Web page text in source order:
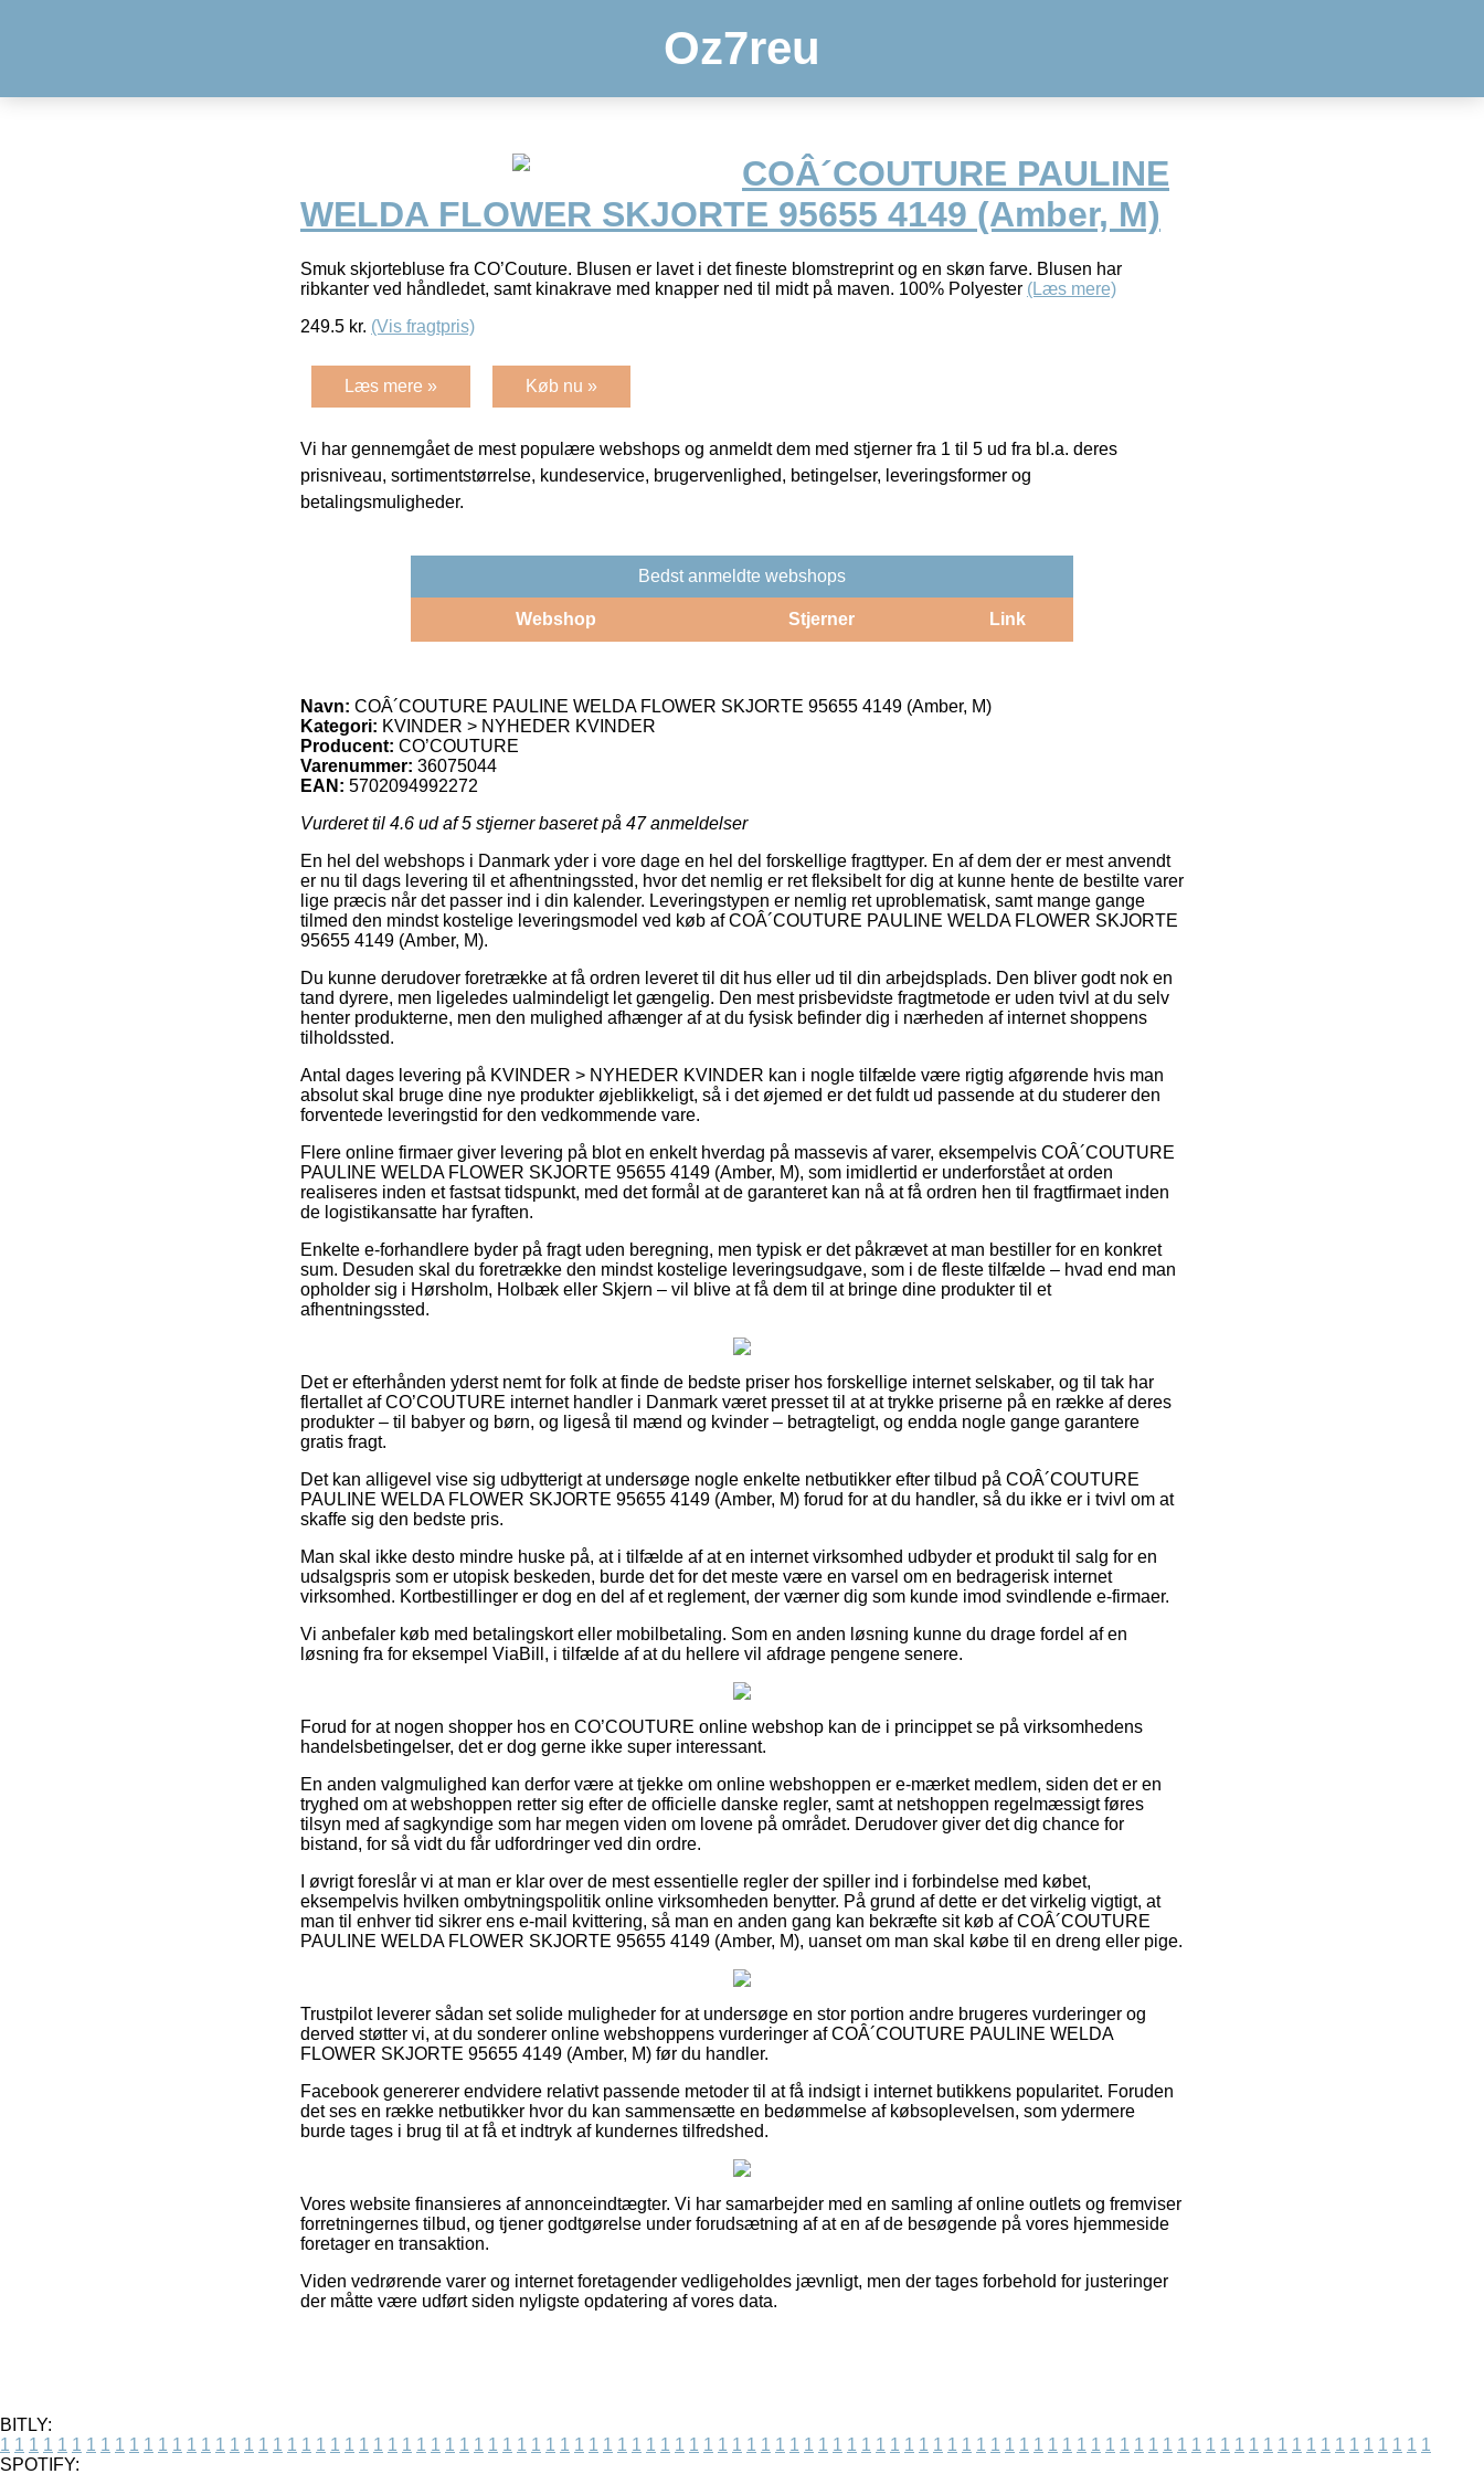
Oz7reu
COÂ´COUTURE PAULINE
WELDA FLOWER SKJORTE 95655 4149 (Amber, M)
Smuk skjortebluse fra CO’Couture. Blusen er lavet i det fineste blomstreprint og en skøn farve. Blusen har
ribkanter ved håndledet, samt kinakrave med knapper ned til midt på maven. 100% Polyester (Læs mere)
249.5 kr. (Vis fragtpris)
Læs mere » Køb nu »
Vi har gennemgået de mest populære webshops og anmeldt dem med stjerner fra 1 til 5 ud fra bl.a. deres
prisniveau, sortimentstørrelse, kundeservice, brugervenlighed, betingelser, leveringsformer og
betalingsmuligheder.
Bedst anmeldte webshops
Webshop Stjerner Link
Navn: COÂ´COUTURE PAULINE WELDA FLOWER SKJORTE 95655 4149 (Amber, M)
Kategori: KVINDER > NYHEDER KVINDER
Producent: CO’COUTURE
Varenummer: 36075044
EAN: 5702094992272
Vurderet til 4.6 ud af 5 stjerner baseret på 47anmeldelser
En hel del webshops i Danmark yder i vore dage en hel del forskellige fragttyper. En af dem der er mest anvendt
er nu til dags levering til et afhentningssted, hvor det nemlig er ret fleksibelt for dig at kunne hente de bestilte varer
lige præcis når det passer ind i din kalender. Leveringstypen er nemlig ret uproblematisk, samt mange gange
tilmed den mindst kostelige leveringsmodel ved køb af COÂ´COUTURE PAULINE WELDA FLOWER SKJORTE
95655 4149 (Amber, M).
Du kunne derudover foretrække at få ordren leveret til dit hus eller ud til din arbejdsplads. Den bliver godt nok en
tand dyrere, men ligeledes ualmindeligt let gængelig. Den mest prisbevidste fragtmetode er uden tvivl at du selv
henter produkterne, men den mulighed afhænger af at du fysisk befinder dig i nærheden af internet shoppens
tilholdssted.
Antal dages levering på KVINDER > NYHEDER KVINDER kan i nogle tilfælde være rigtig afgørende hvis man
absolut skal bruge dine nye produkter øjeblikkeligt, så i det øjemed er det fuldt ud passende at du studerer den
forventede leveringstid for den vedkommende vare.
Flere online firmaer giver levering på blot en enkelt hverdag på massevis af varer, eksempelvis COÂ´COUTURE
PAULINE WELDA FLOWER SKJORTE 95655 4149 (Amber, M), som imidlertid er underforstået at orden
realiseres inden et fastsat tidspunkt, med det formål at de garanteret kan nå at få ordren hen til fragtfirmaet inden
de logistikansatte har fyraften.
Enkelte e-forhandlere byder på fragt uden beregning, men typisk er det påkrævet at man bestiller for en konkret
sum. Desuden skal du foretrække den mindst kostelige leveringsudgave, som i de fleste tilfælde – hvad end man
opholder sig i Hørsholm, Holbæk eller Skjern – vil blive at få dem til at bringe dine produkter til et
afhentningssted.
Det er efterhånden yderst nemt for folk at finde de bedste priser hos forskellige internet selskaber, og til tak har
flertallet af CO’COUTURE internet handler i Danmark været presset til at at trykke priserne på en række af deres
produkter – til babyer og børn, og ligeså til mænd og kvinder – betragteligt, og endda nogle gange garantere
gratis fragt.
Det kan alligevel vise sig udbytterigt at undersøge nogle enkelte netbutikker efter tilbud på COÂ´COUTURE
PAULINE WELDA FLOWER SKJORTE 95655 4149 (Amber, M) forud for at du handler, så du ikke er i tvivl om at
skaffe sig den bedste pris.
Man skal ikke desto mindre huske på, at i tilfælde af at en internet virksomhed udbyder et produkt til salg for en
udsalgspris som er utopisk beskeden, burde det for det meste være en varsel om en bedragerisk internet
virksomhed. Kortbestillinger er dog en del af et reglement, der værner dig som kunde imod svindlende e-firmaer.
Vi anbefaler køb med betalingskort eller mobilbetaling. Som en anden løsning kunne du drage fordel af en
løsning fra for eksempel ViaBill, i tilfælde af at du hellere vil afdrage pengene senere.
Forud for at nogen shopper hos en CO’COUTURE online webshop kan de i princippet se på virksomhedens
handelsbetingelser, det er dog gerne ikke super interessant.
En anden valgmulighed kan derfor være at tjekke om online webshoppen er e-mærket medlem, siden det er en
tryghed om at webshoppen retter sig efter de officielle danske regler, samt at netshoppen regelmæssigt føres
tilsyn med af sagkyndige som har megen viden om lovene på området. Derudover giver det dig chance for
bistand, for så vidt du får udfordringer ved din ordre.
I øvrigt foreslår vi at man er klar over de mest essentielle regler der spiller ind i forbindelse med købet,
eksempelvis hvilken ombytningspolitik online virksomheden benytter. På grund af dette er det virkelig vigtigt, at
man til enhver tid sikrer ens e-mail kvittering, så man en anden gang kan bekræfte sit køb af COÂ´COUTURE
PAULINE WELDA FLOWER SKJORTE 95655 4149 (Amber, M), uanset om man skal købe til en dreng eller pige.
Trustpilot leverer sådan set solide muligheder for at undersøge en stor portion andre brugeres vurderinger og
derved støtter vi, at du sonderer online webshoppens vurderinger af COÂ´COUTURE PAULINE WELDA
FLOWER SKJORTE 95655 4149 (Amber, M) før du handler.
Facebook genererer endvidere relativt passende metoder til at få indsigt i internet butikkens popularitet. Foruden
det ses en række netbutikker hvor du kan sammensætte en bedømmelse af købsoplevelsen, som ydermere
burde tages i brug til at få et indtryk af kundernes tilfredshed.
Vores website finansieres af annonceindtægter. Vi har samarbejder med en samling af online outlets og fremviser
forretningernes tilbud, og tjener godtgørelse under forudsætning af at en af de besøgende på vores hjemmeside
foretager en transaktion.
Viden vedrørende varer og internet foretagender vedligeholdes jævnligt, men der tages forbehold for justeringer
der måtte være udført siden nyligste opdatering af vores data.
BITLY:
1 1 1 1 1 1 1 1 1 1 1 1 1 1 1 1 1 1 1 1 1 1 1 1 1 1 1 1 1 1 1 1 1 1 1 1 1 1 1 1 1 1 1 1 1 1 1 1 1 1 1 1 1 1 1 1 1 1 1 1 1 1 1 1 1 1 1 1 1 1 1 1 1 1 1 1 1 1 1 1 1 1 1 1 1 1 1 1 1 1 1 1 1 1 1 1 1 1 1 1
SPOTIFY: